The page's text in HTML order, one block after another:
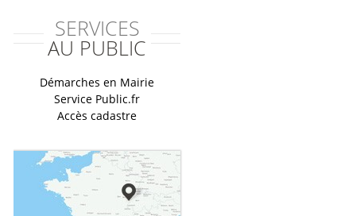
SERVICES
AU PUBLIC
Démarches en Mairie
Service Public.fr
Accès cadastre